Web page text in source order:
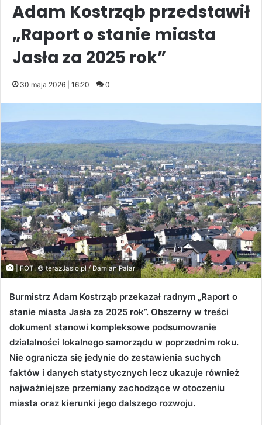
Adam Kostrząb przedstawił
„Raport o stanie miasta
Jasła za 2025 rok”
30 maja 2026 | 16:20 0
| FOT. © terazJaslo.pl / Damian Palar
Burmistrz Adam Kostrząb przekazał radnym „Raport o
stanie miasta Jasła za 2025 rok”. Obszerny w treści
dokument stanowi kompleksowe podsumowanie
działalności lokalnego samorządu w poprzednim roku.
Nie ogranicza się jedynie do zestawienia suchych
faktów i danych statystycznych lecz ukazuje również
najważniejsze przemiany zachodzące w otoczeniu
miasta oraz kierunki jego dalszego rozwoju.